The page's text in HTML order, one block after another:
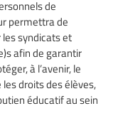
de
permettra de
syndicats et
afin de garantir
à l’avenir, le
droits des élèves,
éducatif au sein